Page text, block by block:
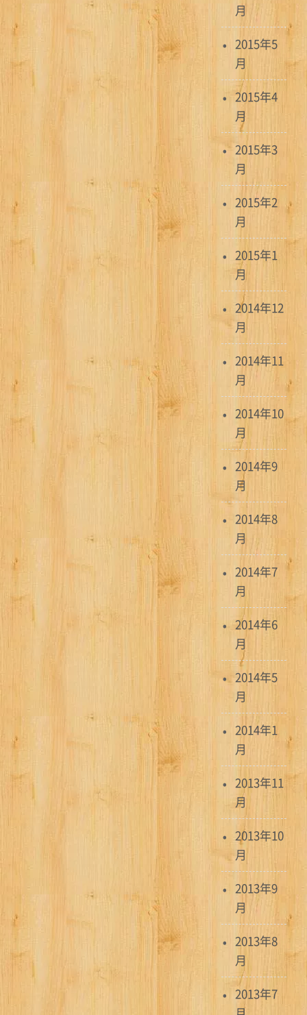
月
2015年5
月
2015年4
月
2015年3
月
2015年2
月
2015年1
月
2014年12
月
2014年11
月
2014年10
月
2014年9
月
2014年8
月
2014年7
月
2014年6
月
2014年5
月
2014年1
月
2013年11
月
2013年10
月
2013年9
月
2013年8
月
2013年7